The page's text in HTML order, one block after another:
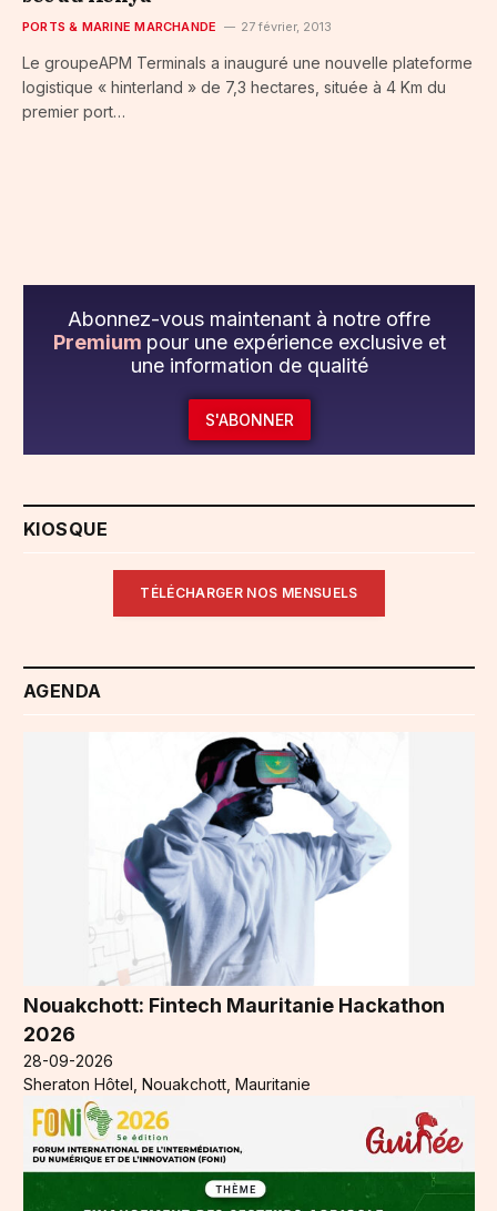
PORTS & MARINE MARCHANDE 27 février, 2013
Le groupeAPM Terminals a inauguré une nouvelle plateforme
logistique « hinterland » de 7,3 hectares, située à 4 Km du
premier port…
Abonnez-vous maintenant à notre offre
Premium pour une expérience exclusive et
une information de qualité
S'ABONNER
KIOSQUE
TÉLÉCHARGER NOS MENSUELS
AGENDA
Nouakchott: Fintech Mauritanie Hackathon
2026
28-09-2026
Sheraton Hôtel, Nouakchott, Mauritanie